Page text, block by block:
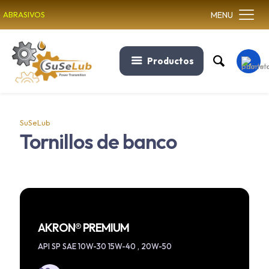
ABRASIVOS MENU
Productos
SuSeLub
Tornillos de banco
AKRON® PREMIUM
API SP SAE 10W-30 15W-40 , 20W-50